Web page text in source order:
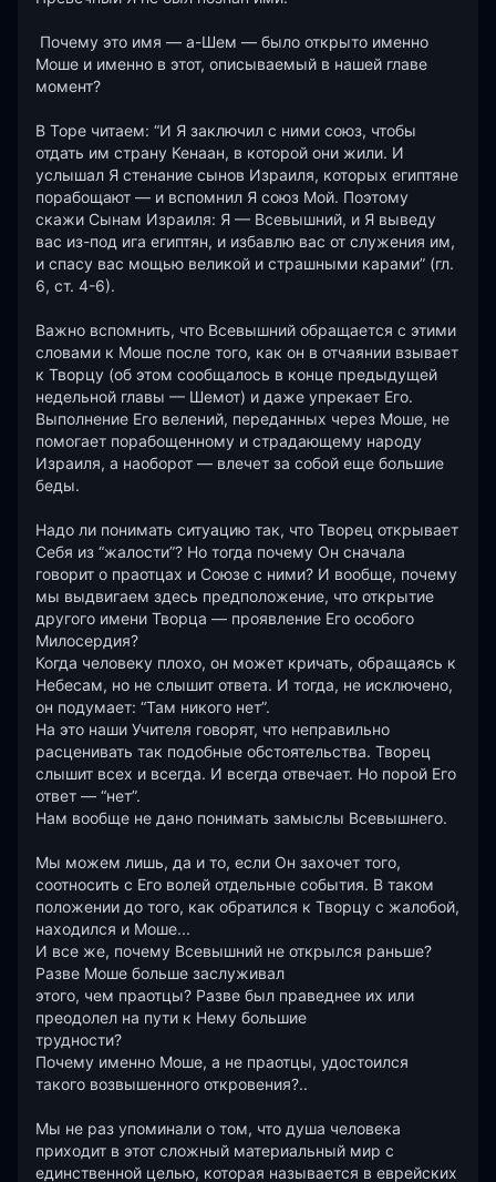
Моше и именно в этот, описываемый в нашей главе
момент?
В Торе читаем: “И Я заключил с ними союз, чтобы
отдать им страну Кенаан, в которой они жили. И
услышал Я стенание сынов Израиля, которых египтяне
порабощают — и вспомнил Я союз Мой. Поэтому
скажи Сынам Израиля: Я — Всевышний, и Я выведу
вас из-под ига египтян, и избавлю вас от служения им,
и спасу вас мощью великой и страшными карами” (гл.
6, ст. 4-6).
Важно вспомнить, что Всевышний обращается с этими
словами к Моше после того, как он в отчаянии взывает
к Творцу (об этом сообщалось в конце предыдущей
недельной главы — Шемот) и даже упрекает Его.
Выполнение Его велений, переданных через Моше, не
помогает порабощенному и страдающему народу
Израиля, а наоборот — влечет за собой еще большие
беды.
Надо ли понимать ситуацию так, что Творец открывает
Себя из “жалости”? Но тогда почему Он сначала
говорит о праотцах и Союзе с ними? И вообще, почему
мы выдвигаем здесь предположение, что открытие
другого имени Творца — проявление Его особого
Милосердия?
Когда человеку плохо, он может кричать, обращаясь к
Небесам, но не слышит ответа. И тогда, не исключено,
он подумает: “Там никого нет”.
На это наши Учителя говорят, что неправильно
расценивать так подобные обстоятельства. Творец
слышит всех и всегда. И всегда отвечает. Но порой Его
ответ — “нет”.
Нам вообще не дано понимать замыслы Всевышнего.
Мы можем лишь, да и то, если Он захочет того,
соотносить с Его волей отдельные события. В таком
положении до того, как обратился к Творцу с жалобой,
находился и Моше...
И все же, почему Всевышний не открылся раньше?
Разве Моше больше заслуживал
этого, чем праотцы? Разве был праведнее их или
преодолел на пути к Нему большие
трудности?
Почему именно Моше, а не праотцы, удостоился
такого возвышенного откровения?..
Мы не раз упоминали о том, что душа человека
приходит в этот сложный материальный мир с
единственной целью, которая называется в еврейских